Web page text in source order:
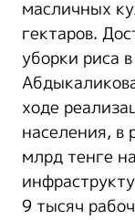
масличных
гектаров.
уборки риса
ходе
населения, в
млрд тенге
9 тысяч